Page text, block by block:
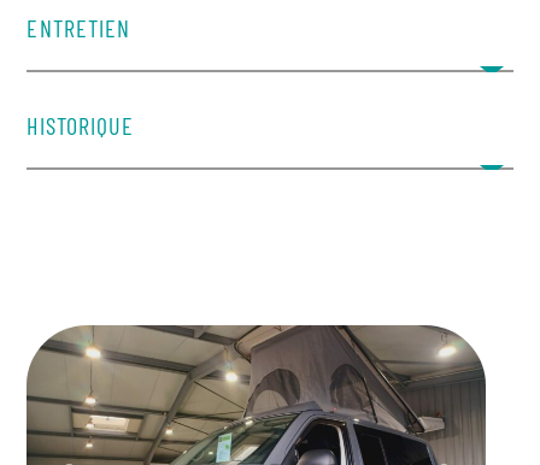
ENTRETIEN
​HISTORIQUE